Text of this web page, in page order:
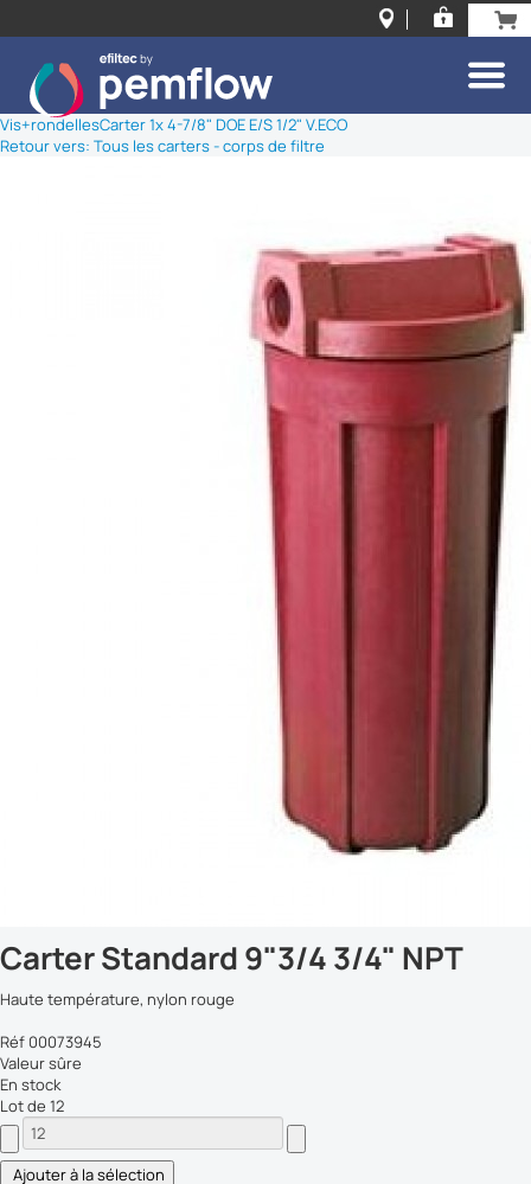
Vis+rondellesCarter 1x 4-7/8" DOE E/S 1/2" V.ECO
Retour vers: Tous les carters - corps de filtre
Carter Standard 9"3/4 3/4" NPT
Haute température, nylon rouge
Réf 00073945
Valeur sûre
En stock
Lot de 12